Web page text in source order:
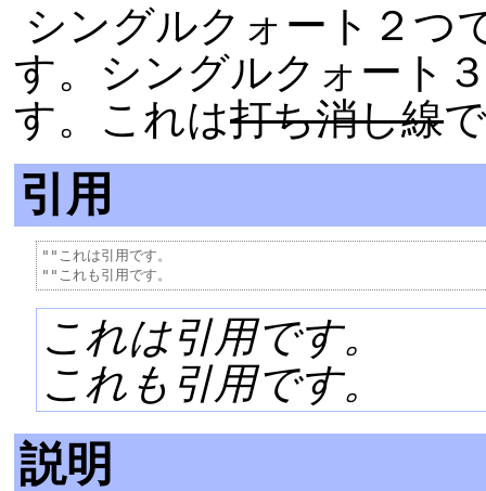
シングルクォート２つ
す。シングルクォート
す。これは打ち消し線
引用
""これは引用です。
これは引用です。
これも引用です。
説明